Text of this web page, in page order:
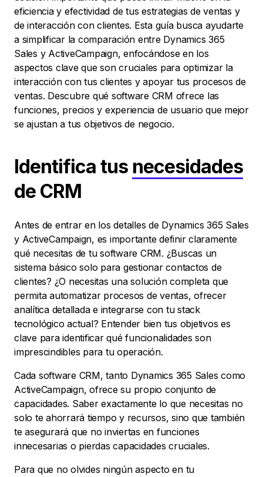
eficiencia y efectividad de tus estrategias de ventas y
de interacción con clientes. Esta guía busca ayudarte
a simplificar la comparación entre Dynamics 365
Sales y ActiveCampaign, enfocándose en los
aspectos clave que son cruciales para optimizar la
interacción con tus clientes y apoyar tus procesos de
ventas. Descubre qué software CRM ofrece las
funciones, precios y experiencia de usuario que mejor
se ajustan a tus objetivos de negocio.
Identifica tus necesidades
de CRM
Antes de entrar en los detalles de Dynamics 365 Sales
y ActiveCampaign, es importante definir claramente
qué necesitas de tu software CRM. ¿Buscas un
sistema básico solo para gestionar contactos de
clientes? ¿O necesitas una solución completa que
permita automatizar procesos de ventas, ofrecer
analítica detallada e integrarse con tu stack
tecnológico actual? Entender bien tus objetivos es
clave para identificar qué funcionalidades son
imprescindibles para tu operación.
Cada software CRM, tanto Dynamics 365 Sales como
ActiveCampaign, ofrece su propio conjunto de
capacidades. Saber exactamente lo que necesitas no
solo te ahorrará tiempo y recursos, sino que también
te asegurará que no inviertas en funciones
innecesarias o pierdas capacidades cruciales.
Para que no olvides ningún aspecto en tu